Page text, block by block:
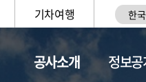
기차여행 한
공사소개 정보